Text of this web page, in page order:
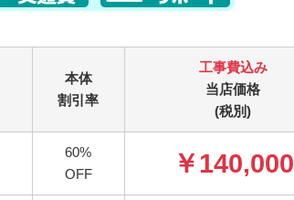
本体
割引率
工事費込み
当店価格
(税別)
60%
OFF
￥140,000